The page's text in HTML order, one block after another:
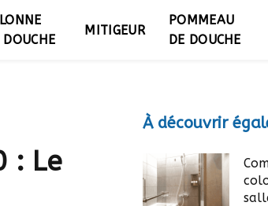
DOUCHE
MITIGEUR
POMMEAU
DE DOUCHE
: Le
À découvrir